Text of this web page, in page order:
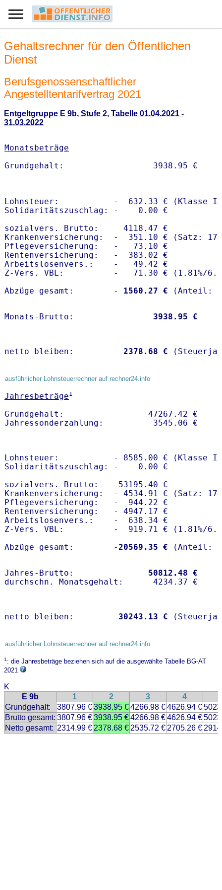
Gehaltsrechner für den Öffentlichen
Dienst
Berufsgenossenschaftlicher
Angestelltentarifvertrag 2021
Entgeltgruppe E 9b, Stufe 2, Tabelle 01.04.2021 -
31.03.2022
Monatsbeträge
Lohnsteuer:           -  632.33 € (Klasse I)
Solidaritätszuschlag: -    0.00 €
sozialvers. Brutto:     4118.47 €
Krankenversicherung:  -  351.10 € (Satz:
Pflegeversicherung:   -   73.10 €
Rentenversicherung:   -  383.02 €
Arbeitslosenvers.:    -   49.42 €
Z-Vers. VBL:          -   71.30 € ( 1.81%/
Abzüge gesamt:        -
1560.27 €
Monats-Brutto: 3938.95 €
netto bleiben: 2378.68 €
ausführlicher Lohnsteuerrechner auf rechner24.info
Jahresbeträge1
Grundgehalt:                 47267.42 €
Lohnsteuer:           - 8585.00 € (Klasse I)
Solidaritätszuschlag: -    0.00 €
sozialvers. Brutto:    53195.40 €
Krankenversicherung:  - 4534.91 € (Satz:
Pflegeversicherung:   -  944.22 €
Rentenversicherung:   - 4947.17 €
Arbeitslosenvers.:    -  638.34 €
Z-Vers. VBL:          -  919.71 € ( 1.81%/
Abzüge gesamt:        -20569.35 €
Jahres-Brutto: 50812.48 €
netto bleiben: 30243.13 €
ausführlicher Lohnsteuerrechner auf rechner24.info
1: die Jahresbeträge beziehen sich auf die ausgewählte Tabelle BG-AT
2021
K
.. E 9b .. 1 2 3 4
Grundgehalt:
3807.96 €3938.95 €4266.98 €4626.94 €
Brutto gesamt: 3807.96 €3938.95 €4266.98 €4626.94 €
Netto gesamt: 2314.99 € 2378.68 € 2535.72 € 2705.26 €